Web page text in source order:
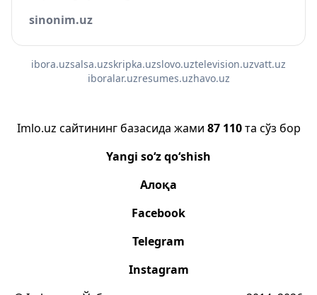
sinonim.uz
ibora.uzsalsa.uzskripka.uzslovo.uztelevision.uzvatt.uz
iboralar.uzresumes.uzhavo.uz
Imlo.uz сайтининг базасида жами 87 110та сўз бор
Yangi so‘z qo‘shish
Алоқа
Facebook
Telegram
Instagram